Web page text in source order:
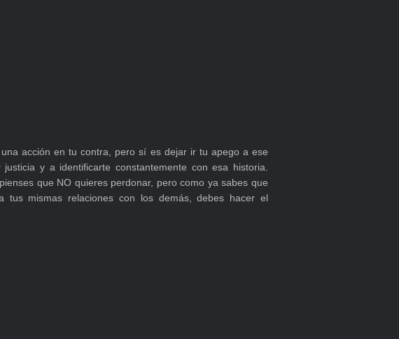
acción en tu contra, pero sí es dejar ir tu apego a ese
y a identificarte constantemente con esa historia.
que NO quieres perdonar, pero como ya sabes que
mismas relaciones con los demás, debes hacer el